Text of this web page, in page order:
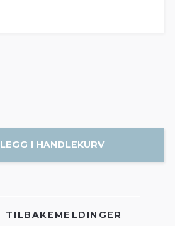
LEGG I HANDLEKURV
TILBAKEMELDINGER